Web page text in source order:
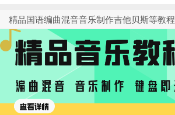
精品国语编曲混音音乐制作吉他贝斯等教程